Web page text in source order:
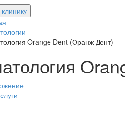
Orange Dent (Оранж Дент)